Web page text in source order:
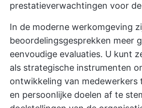
prestatieverwachtingen voor
In de moderne werkomgeving
beoordelingsgesprekken meer
eenvoudige evaluaties. U kunt
als strategische instrumenten
ontwikkeling van medewerkers
en persoonlijke doelen af te